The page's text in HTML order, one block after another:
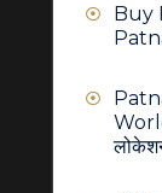
Buy